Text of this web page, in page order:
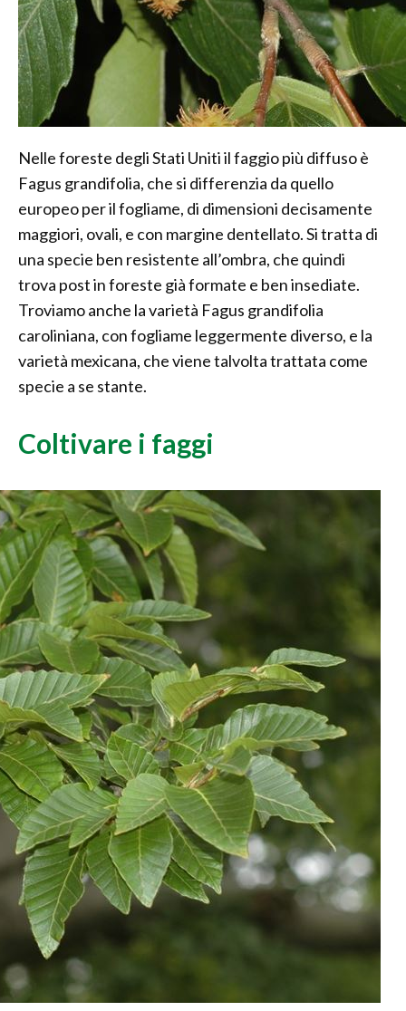
Nelle foreste degli Stati Uniti il faggio più diffuso è
Fagus grandifolia, che si differenzia da quello
europeo per il fogliame, di dimensioni decisamente
maggiori, ovali, e con margine dentellato. Si tratta di
una specie ben resistente all’ombra, che quindi
trova post in foreste già formate e ben insediate.
Troviamo anche la varietà Fagus grandifolia
caroliniana, con fogliame leggermente diverso, e la
varietà mexicana, che viene talvolta trattata come
specie a se stante.
Coltivare i faggi